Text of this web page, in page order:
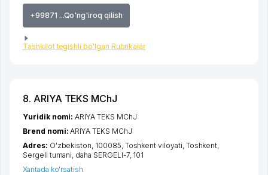
+99871 ...Qo'ng'iroq qilish
Tashkilot tegishli bo'lgan Rubrikalar
8. ARIYA TEKS MChJ
Yuridik nomi:ARIYA TEKS MChJ
Brend nomi:ARIYA TEKS MChJ
Adres: O'zbekiston, 100085, Toshkent viloyati, Toshkent,
Sergeli tumani, daha SERGELI-7, 101
Xaritada ko'rsatish